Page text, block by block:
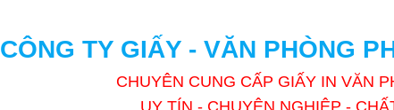
CÔNG TY GIẤY - VĂN PHÒNG
CHUYÊN CUNG CẤP GIẤY IN VĂN
UY TÍN - CHUYÊN NGHIỆP -